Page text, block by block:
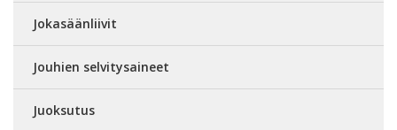
Jokasäänliivit
Jouhien selvitysaineet
Juoksutus